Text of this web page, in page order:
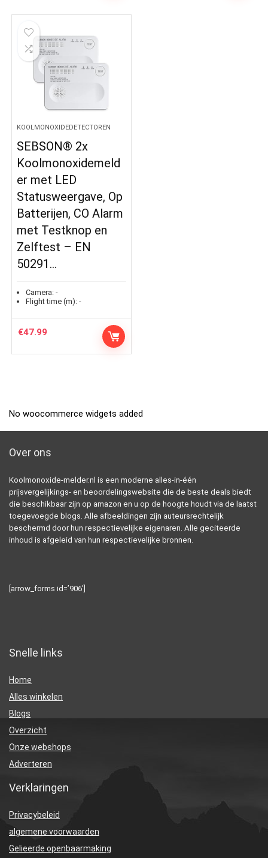
KOOLMONOXIDEDETECTOREN
SEBSON® 2x
Koolmonoxidemeld
er met LED
Statusweergave, Op
Batterijen, CO Alarm
met Testknop en
Zelftest – EN
50291…
Camera: -
Flight time (m): -
€47.99
No woocommerce widgets added
Over ons
Koolmonoxide-melder.nl is een moderne alles-in-één
prijsvergelijkings- en beoordelingswebsite die de beste deals biedt
die beschikbaar zijn op amazon en u op de hoogte houdt via de laatst
toegevoegde blogs. Alle afbeeldingen zijn auteursrechtelijk
beschermd door hun respectievelijke eigenaren. Alle geciteerde
inhoud is afgeleid van hun respectievelijke bronnen.
[arrow_forms id=’906′]
Snelle links
Home
Alles winkelen
Blogs
Overzicht
Onze webshops
Adverteren
Verklaringen
Privacybeleid
algemene voorwaarden
Gelieerde openbaarmaking